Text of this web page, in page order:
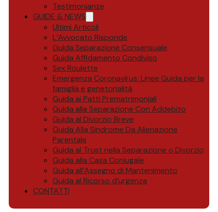
Testimonianze
GUIDE & NEWS
Ultimi Articoli
L’Avvocato Risponde
Guida Separazione Consensuale
Guida Affidamento Condiviso
Sex Roulette
Emergenza Coronavirus: Linee Guida per la
famiglia e genetorialità
Guida ai Patti Prematrimoniali
Guida alla Separazione Con Addebito
Guida al Divorzio Breve
Guida Alla Sindrome Da Alienazione
Parentale
Guida al Trust nella Separazione o Divorzio
Guida alla Casa Coniugale
Guida all’Assegno di Mantenimento
Guida al Ricorso d’urgenza
CONTATTI